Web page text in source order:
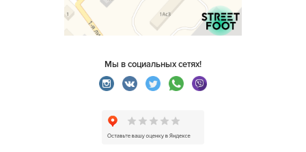
Мы в социальных сетях!